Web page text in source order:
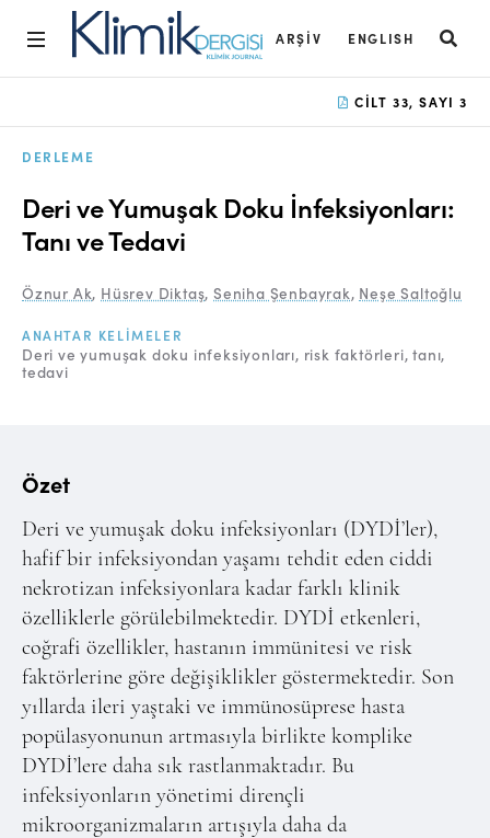
ARŞIV ENGLISH
Açık Erişim İlkesi
Editoryal Süreç
Online Makale Gönderimi
Dizinler
Telif Hakları
İletişim
FACEBOOK TWITTER YOUTUBE
CILT 33, SAYI 3
DERLEME
Deri ve Yumuşak Doku İnfeksiyonları:
Tanı ve Tedavi
Öznur Ak, Hüsrev Diktaş,Seniha Şenbayrak, Neşe Saltoğlu
ANAHTAR KELIMELER
Deri ve yumuşak doku infeksiyonları risk faktörleri tanı
tedavi
Özet
Deri ve yumuşak doku infeksiyonları (DYDİ’ler),
hafif bir infeksiyondan yaşamı tehdit eden ciddi
nekrotizan infeksiyonlara kadar farklı klinik
özelliklerle görülebilmektedir. DYDİ etkenleri,
coğrafi özellikler, hastanın immünitesi ve risk
faktörlerine göre değişiklikler göstermektedir. Son
yıllarda ileri yaştaki ve immünosüprese hasta
popülasyonunun artmasıyla birlikte komplike
DYDİ’lere daha sık rastlanmaktadır. Bu
infeksiyonların yönetimi dirençli
mikroorganizmaların artışıyla daha da